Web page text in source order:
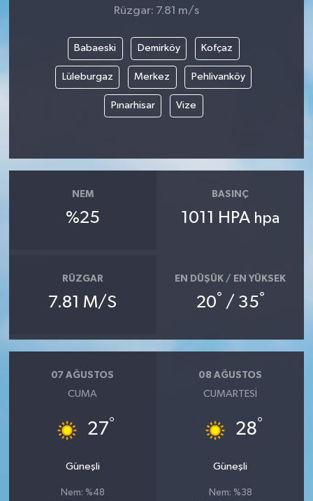
Rüzgar: 7.81 m/s
Babaeski Demirköy Kofçaz
Lüleburgaz Merkez Pehlivanköy
Pınarhisar Vize
NEM
%25
BASINÇ
1011 HPA hpa
RÜZGAR
7.81 M/S
EN DÜŞÜK / EN YÜKSEK
20° / 35°
07 AĞUSTOS
CUMA
27°
Güneşli
Nem: %48
08 AĞUSTOS
CUMARTESI
28°
Güneşli
Nem: %38